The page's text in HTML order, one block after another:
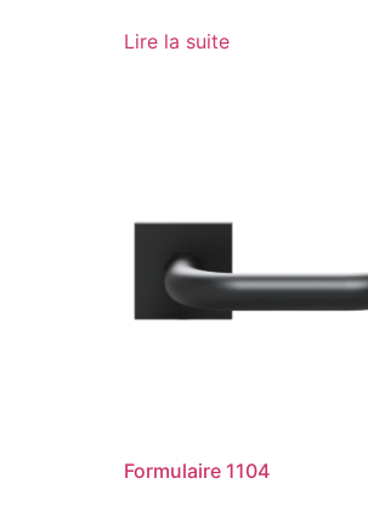
Lire la suite
Formulaire 1104